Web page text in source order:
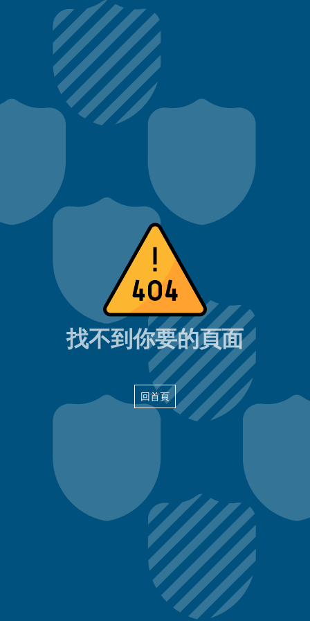
404頁面
找不到你要的頁面
回首頁